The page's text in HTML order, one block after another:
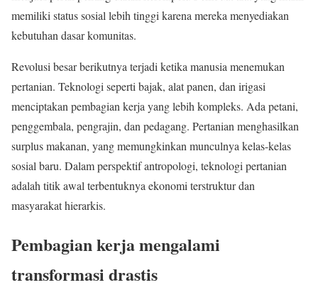
memiliki status sosial lebih tinggi karena mereka menyediakan
kebutuhan dasar komunitas.
Revolusi besar berikutnya terjadi ketika manusia menemukan
pertanian. Teknologi seperti bajak, alat panen, dan irigasi
menciptakan pembagian kerja yang lebih kompleks. Ada petani,
penggembala, pengrajin, dan pedagang. Pertanian menghasilkan
surplus makanan, yang memungkinkan munculnya kelas-kelas
sosial baru. Dalam perspektif antropologi, teknologi pertanian
adalah titik awal terbentuknya ekonomi terstruktur dan
masyarakat hierarkis.
Pembagian kerja mengalami
transformasi drastis